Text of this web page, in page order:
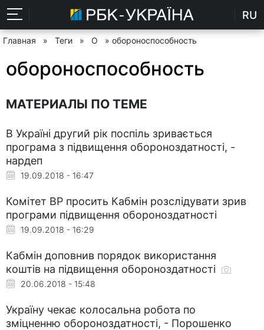
RU
Главная » Теги » О » обороноспособность
обороноспособность
МАТЕРИАЛЫ ПО ТЕМЕ
В Україні другий рік поспіль зривається
програма з підвищення обороноздатності, -
нардеп
19.09.2018 - 16:47
Комітет ВР просить Кабмін розслідувати зрив
програми підвищення обороноздатності
19.09.2018 - 16:29
Кабмін доповнив порядок використання
коштів на підвищення обороноздатності
20.06.2018 - 15:48
Україну чекає колосальна робота по
зміцненню обороноздатності, - Порошенко